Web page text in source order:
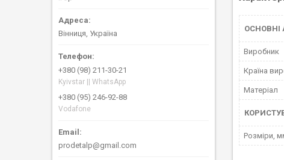
ОСНОВНІ
Виробник
Країна
Матеріал
Розміри,
Вінниця, Україна
+380 (98) 211-30-21
Kyivstar || WhatsApp
+380 (95) 246-92-88
Vodafone
prodetalp@gmail.com